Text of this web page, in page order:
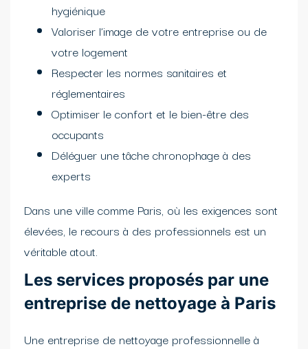
hygiénique
Valoriser l’image de votre entreprise ou de
votre logement
Respecter les normes sanitaires et
réglementaires
Optimiser le confort et le bien-être des
occupants
Déléguer une tâche chronophage à des
experts
Dans une ville comme Paris, où les exigences sont
élevées, le recours à des professionnels est un
véritable atout.
Les services proposés par une
entreprise de nettoyage à Paris
Une entreprise de nettoyage professionnelle à